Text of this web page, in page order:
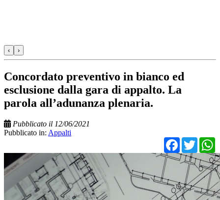
‹ ›
Concordato preventivo in bianco ed
esclusione dalla gara di appalto. La
parola all’adunanza plenaria.
Pubblicato il 12/06/2021
Pubblicato in: Appalti